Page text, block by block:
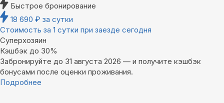
Быстрое бронирование
18 690 ₽ за сутки
Стоимость за 1 сутки при заезде сегодня
Суперхозяин
Кэшбэк до 30%
Забронируйте до 31 августа 2026 — и получите кэшбэк
бонусами после оценки проживания.
Подробнее